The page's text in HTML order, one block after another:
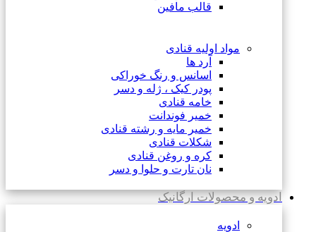
قالب مافین
مواد اولیه قنادی
آرد ها
اسانس و رنگ خوراکی
پودر کیک ، ژله و دسر
خامه قنادی
خمیر فوندانت
خمیر مایه و رشته قنادی
شکلات قنادی
کره و روغن قنادی
نان تارت و حلوا و دسر
ادویه و محصولات ارگانیک
ادویه